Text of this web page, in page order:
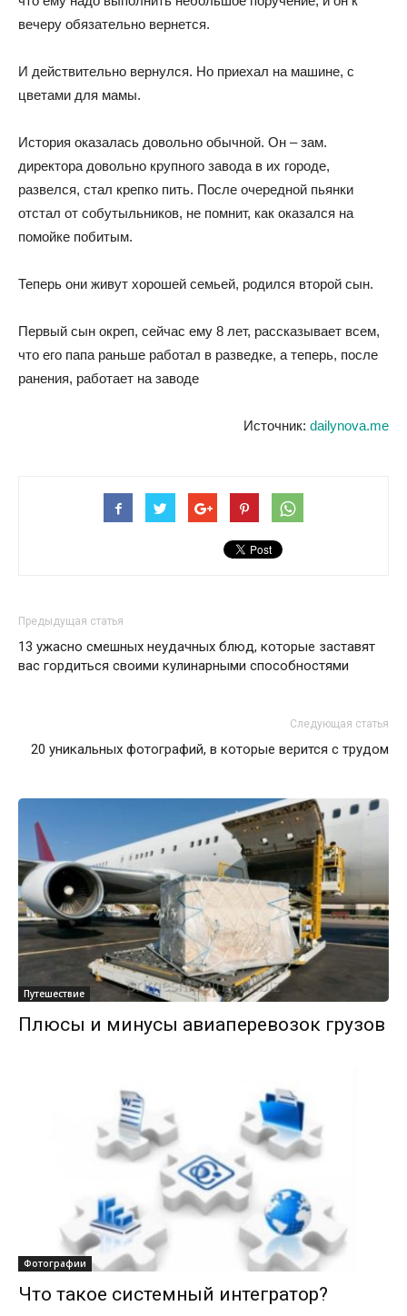
вечеру обязательно вернется.
И действительно вернулся. Но приехал на машине, с
цветами для мамы.
История оказалась довольно обычной. Он – зам.
директора довольно крупного завода в их городе,
развелся, стал крепко пить. После очередной пьянки
отстал от собутыльников, не помнит, как оказался на
помойке побитым.
Теперь они живут хорошей семьей, родился второй сын.
Первый сын окреп, сейчас ему 8 лет, рассказывает всем,
что его папа раньше работал в разведке, а теперь, после
ранения, работает на заводе
Источник: dailynova.me
Предыдущая статья
13 ужасно смешных неудачных блюд, которые заставят
вас гордиться своими кулинарными способностями
Следующая статья
20 уникальных фотографий, в которые верится с трудом
Путешествие
Плюсы и минусы авиаперевозок грузов
Фотографии
Что такое системный интегратор?